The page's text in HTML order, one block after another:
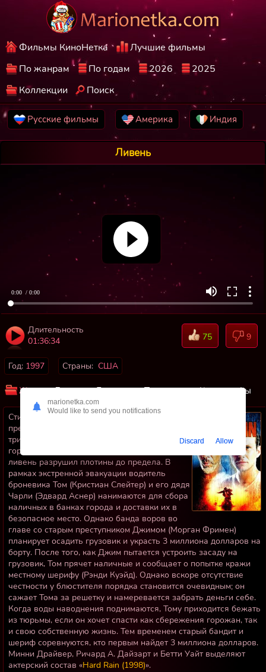
Фильмы КиноНетка
Лучшие фильмы
По жанрам
По годам 2026
2025
Коллекции
Поиск
Русские фильмы Америка Индия
Ливень
0:00 / 0:00
Длительность
01:36:34
75 9
Год: 1997 Страны: США
Жанр: Драмы Боевики Триллеры Катастрофы
Стихийное бедствие порождает рукотворное
предательство в этом напряженном
триллере. Сильное наводнение угрожает
городу Индиана после того, как мощный
ливень разрушил плотины до предела. В
рамках экстренной эвакуации водитель
броневика Том (Кристиан Слейтер) и его дядя
Чарли (Эдвард Аснер) нанимаются для сбора
наличных в банках города и доставки их в
безопасное место. Однако банда воров во
главе со старым преступником Джимом (Морган Фримен)
планирует осадить грузовик и украсть 3 миллиона долларов на
борту. После того, как Джим пытается устроить засаду на
грузовик, Том прячет наличные и сообщает о попытке кражи
местному шерифу (Рэнди Куэйд). Однако вскоре отсутствие
честности у блюстителя порядка становится очевидным; он
сажает Тома за решетку и намеревается забрать деньги себе.
Когда воды наводнения поднимаются, Тому приходится бежать
из тюрьмы, если он хочет спасти как сбережения горожан, так
и свою собственную жизнь. Тем временем старый бандит и
шериф соревнуются, кто первым найдет 3 миллиона долларов.
Минни Драйвер, Ричард А. Дайзарт и Бетти Уайт выделяют
актерский состав «Hard Rain (1998)».
marionetka.com
Would like to send you notifications
Discard Allow